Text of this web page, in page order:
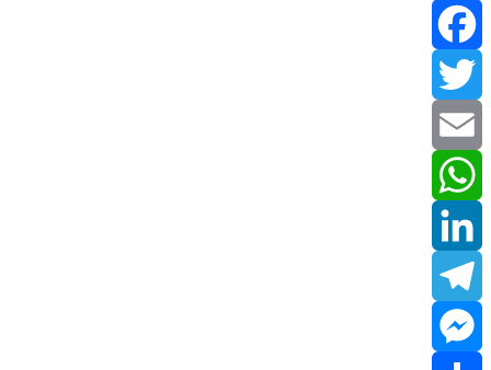
Facebook
Twitter
Email
WhatsApp
LinkedIn
Telegram